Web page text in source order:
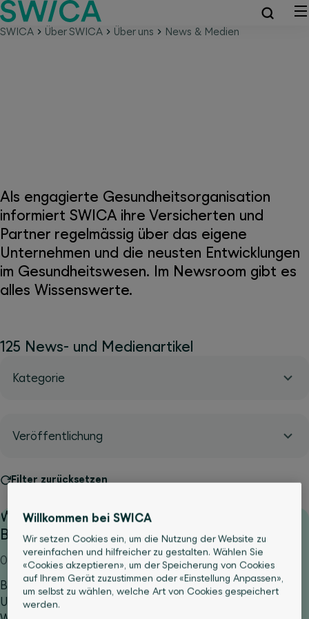
SWICA Über SWICA Über uns News & Medien
Als engagierte Gesundheitsorganisation
informiert SWICA ihre Versicherten und
Partner regelmässig über das eigene
Unternehmen und die neusten Entwicklungen
im Gesundheitswesen. Im Newsroom gibt es
alles Wissenswerte.
125 News- und Medienartikel
Kategorie
Veröffentlichung
Filter zurücksetzen
Wechseljahre: Endlich ganzheitliche
Betreuung mit myMeno Insel
01.06.2026
Belastende Beschwerden und wenig medizinische
Unterstützung – ein Phänomen, das Frauen in den
Willkommen bei SWICA
Wir setzen Cookies ein, um die Nutzung der Website zu
vereinfachen und hilfreicher zu gestalten. Wählen Sie
«Cookies akzeptieren», um der Speicherung von Cookies
auf Ihrem Gerät zuzustimmen oder «Einstellung Anpassen»,
um selbst zu wählen, welche Art von Cookies gespeichert
werden.